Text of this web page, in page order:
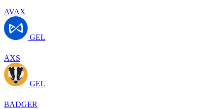
AVAX
GEL
AXS
GEL
BADGER